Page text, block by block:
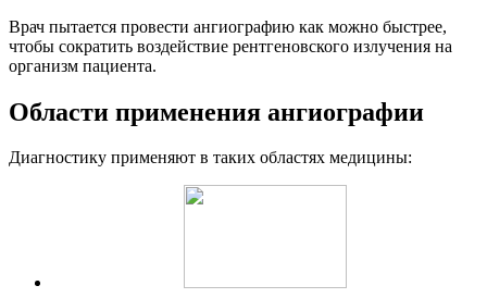
Врач пытается провести ангиографию как можно быстрее,
чтобы сократить воздействие рентгеновского излучения на
организм пациента.
Области применения ангиографии
Диагностику применяют в таких областях медицины: